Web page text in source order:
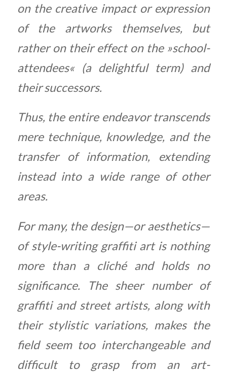
on the creative impact or expression
of the artworks themselves, but
rather on their effect on the »school-
attendees« (a delightful term) and
their successors.
Thus, the entire endeavor transcends
mere technique, knowledge, and the
transfer of information, extending
instead into a wide range of other
areas.
For many, the design—or aesthetics—
of style-writing graffiti art is nothing
more than a cliché and holds no
significance. The sheer number of
graffiti and street artists, along with
their stylistic variations, makes the
field seem too interchangeable and
difficult to grasp from an art-